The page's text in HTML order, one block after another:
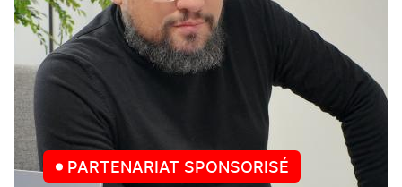
PARTENARIAT SPONSORISÉ